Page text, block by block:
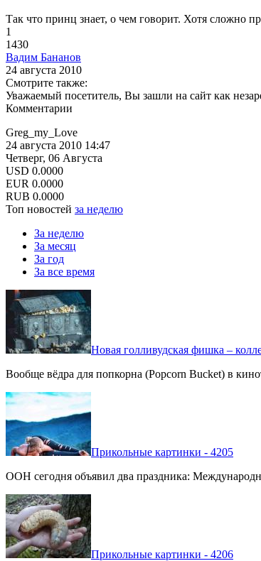
Так что принц знает, о чем говорит. Хотя сложно
1
1430
Вадим Бананов
24 августа 2010
Смотрите также:
Уважаемый посетитель, Вы зашли на сайт как
Комментарии
Greg_my_Love
24 августа 2010 14:47
Четверг, 06 Августа
USD 0.0000
EUR 0.0000
RUB 0.0000
Топ новостей за неделю
За неделю
За месяц
За год
За все время
Новая голливудская фишка –
Вообще вёдра для попкорна (Popcorn Bucket) в
Прикольные картинки - 4205
ООН сегодня объявил два праздника:
Прикольные картинки - 4206